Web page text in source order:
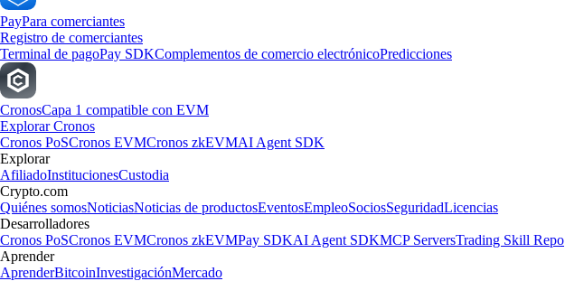
PayPara comerciantes
Registro de comerciantes
Terminal de pagoPay SDKComplementos de comercio electrónicoPredicciones
CronosCapa 1 compatible con EVM
Explorar Cronos
Cronos PoSCronos EVMCronos zkEVMAI Agent SDK
Explorar
AfiliadoInstitucionesCustodia
Crypto.com
Quiénes somosNoticiasNoticias de productosEventosEmpleoSociosSeguridadLicencias
Desarrolladores
Cronos PoSCronos EVMCronos zkEVMPay SDKAI Agent SDKMCP ServersTrading Skill Repo
Aprender
AprenderBitcoinInvestigaciónMercado